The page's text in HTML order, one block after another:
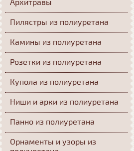
Архитравы
Пилястры из полиуретана
Камины из полиуретана
Розетки из полиуретана
Купола из полиуретана
Ниши и арки из полиуретана
Панно из полиуретана
Орнаменты и узоры из